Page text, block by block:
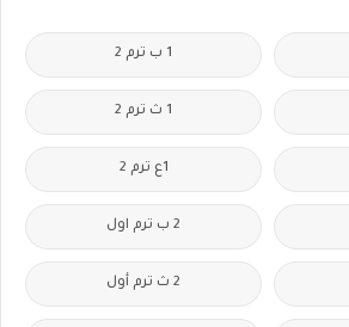
1 ب ترم 2
1 ث ترم 2
1ع ترم 2
2 ب ترم اول
2 ث ترم أول